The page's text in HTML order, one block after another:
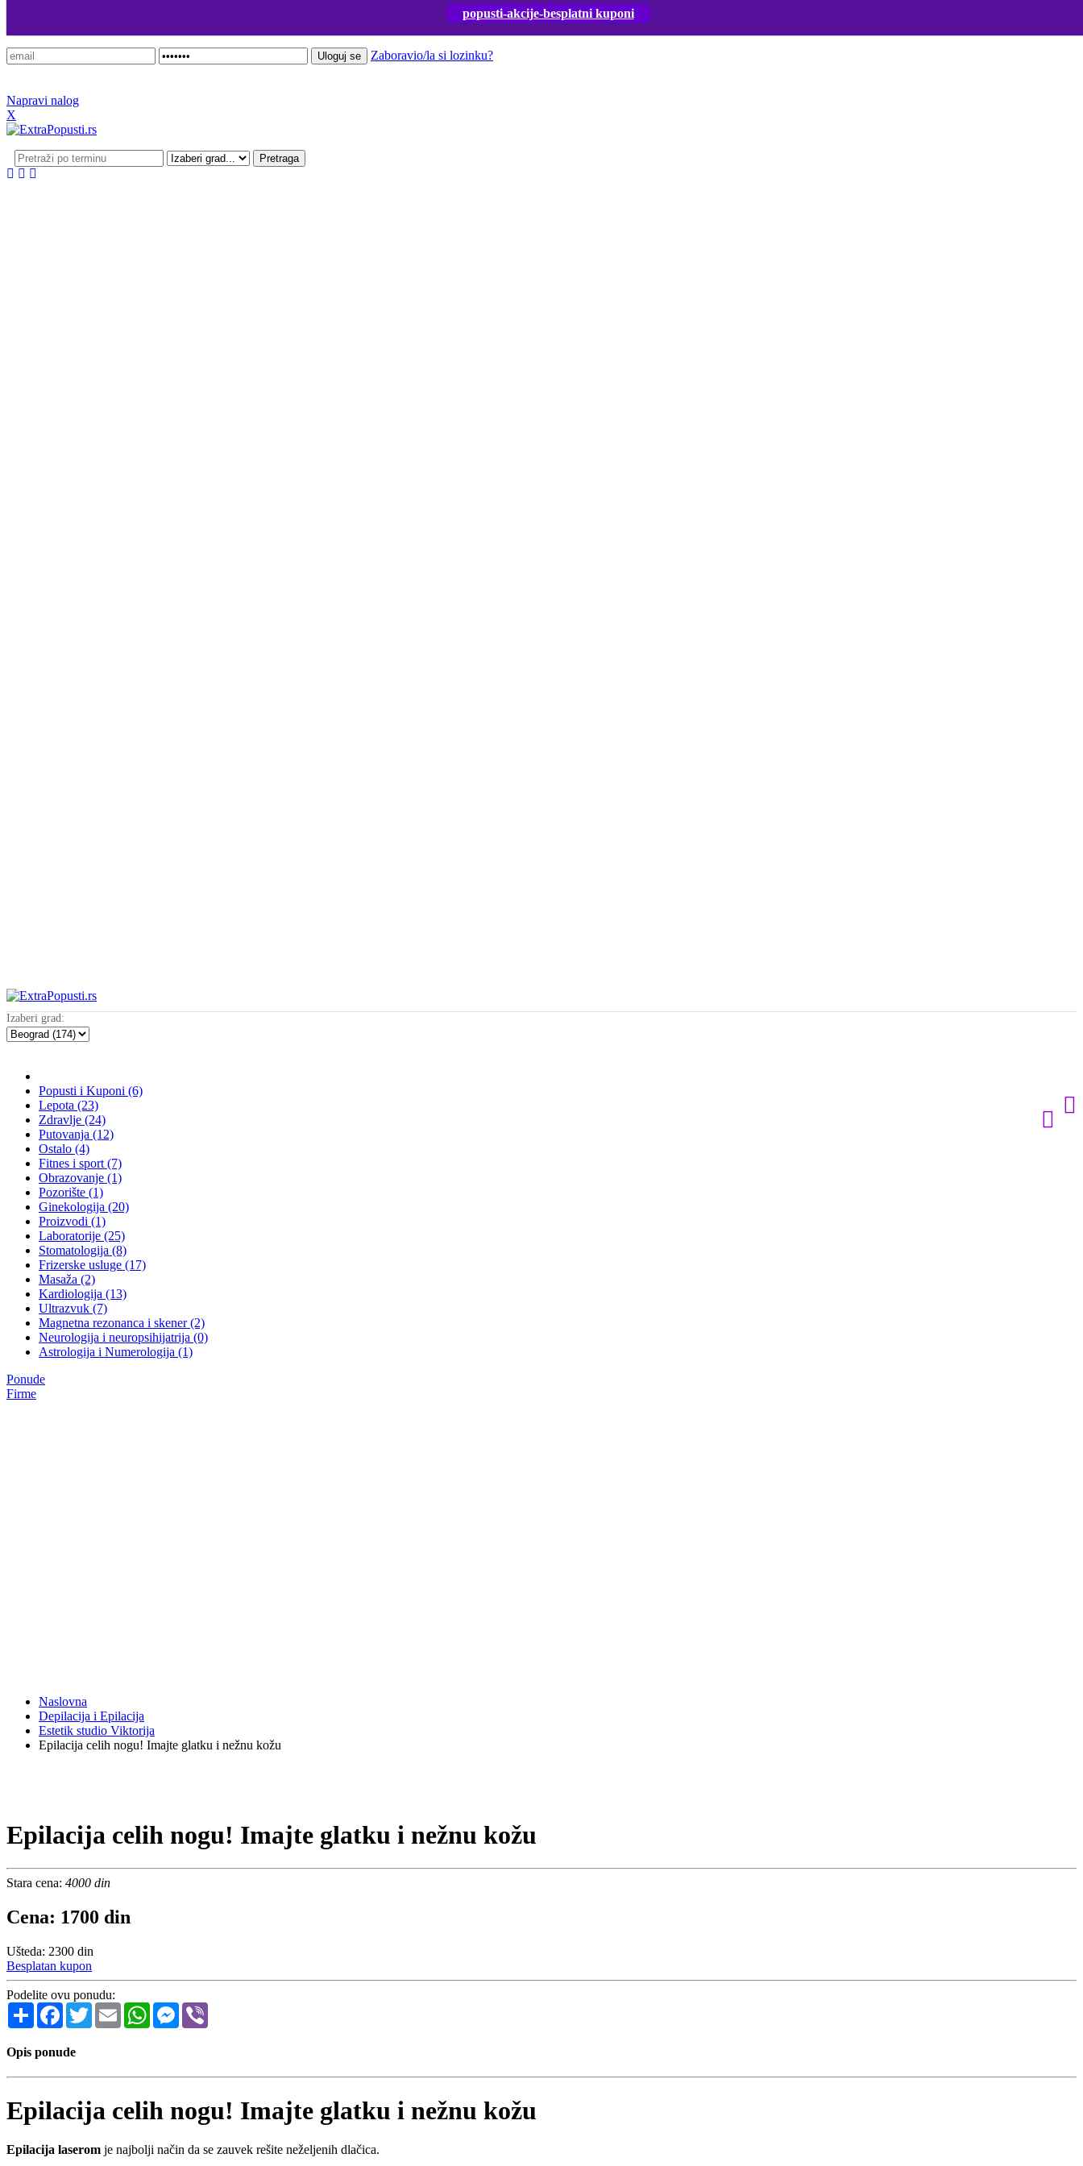
popusti-akcije-besplatni kuponi
Zaboravio/la si lozinku?
Napravi nalog
X
Izaberi grad:
Popusti i Kuponi (6)
Lepota (23)
Zdravlje (24)
Putovanja (12)
Ostalo (4)
Fitnes i sport (7)
Obrazovanje (1)
Pozorište (1)
Ginekologija (20)
Proizvodi (1)
Laboratorije (25)
Stomatologija (8)
Frizerske usluge (17)
Masaža (2)
Kardiologija (13)
Ultrazvuk (7)
Magnetna rezonanca i skener (2)
Neurologija i neuropsihijatrija (0)
Astrologija i Numerologija (1)
Ponude
Firme
Naslovna
Depilacija i Epilacija
Estetik studio Viktorija
Epilacija celih nogu! Imajte glatku i nežnu kožu
Epilacija celih nogu! Imajte glatku i nežnu kožu
Stara cena: 4000 din
Cena: 1700 din
Ušteda: 2300 din
Besplatan kupon
Podelite ovu ponudu:
Share Facebook
TwitterEmail WhatsAppMessenger
Opis ponude
Epilacija celih nogu! Imajte glatku i nežnu kožu
Epilacija laserom je najbolji način da se zauvek rešite neželjenih dlačica.